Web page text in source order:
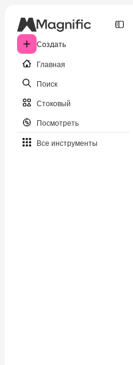
Создать
Главная
Поиск
Стоковый
Посмотреть
Все инструменты